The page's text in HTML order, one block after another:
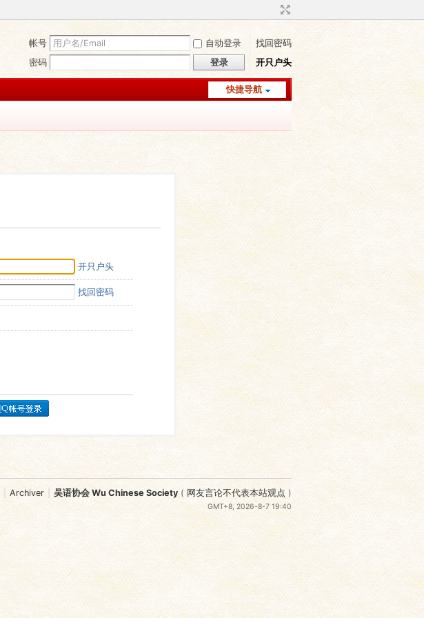
帐号 自动登录
找回密码
密码
登录 开只户头
快捷导航
开只户头
找回密码
Archiver 吴语协会 Wu Chinese Society ( 网友言论不代表本站观点 )
GMT+8, 2026-8-7 19:40